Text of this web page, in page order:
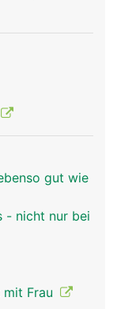
gut wie
- nicht nur bei
Frau